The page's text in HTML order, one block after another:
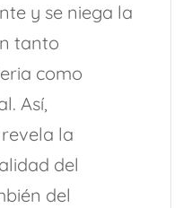
y se niega la
tanto
como
Así,
la
del
del